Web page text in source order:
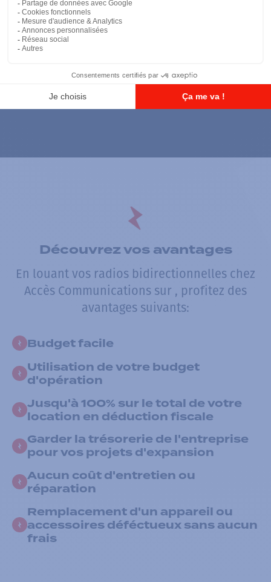
CAPTCHA
Découvrez vos avantages
En louant vos radios bidirectionnelles chez
Accès Communications sur , profitez des
avantages suivants:
Budget facile
Utilisation de votre budget
d'opération
Jusqu'à 100% sur le total de votre
location en déduction fiscale
Garder la trésorerie de l'entreprise
pour vos projets d'expansion
Aucun coût d'entretien ou
réparation
Remplacement d'un appareil ou
accessoires déféctueux sans aucun
frais